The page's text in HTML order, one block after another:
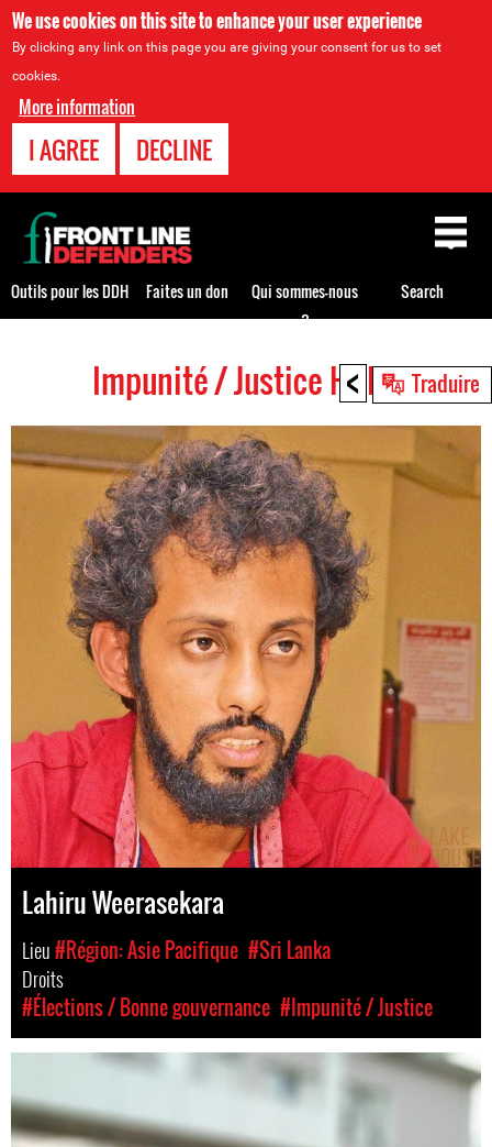
We use cookies on this site to enhance your user experience
By clicking any link on this page you are giving your consent for us to set
cookies.
More information
I AGREE DECLINE
< Traduire
top
Impunité / Justice HRDs
Lahiru Weerasekara
Lieu#Région: Asie Pacifique #Sri Lanka
Droits
#Élections / Bonne gouvernance #Impunité / Justice
Back
to
top
Outils pour les DDH Faites un don
Qui sommes-nous
?
Search